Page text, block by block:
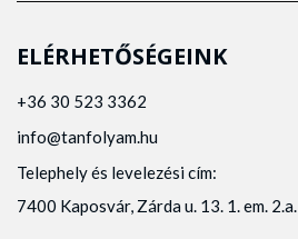
ELÉRHETŐSÉGEINK
+36 30 523 3362
info@tanfolyam.hu
Telephely és levelezési cím:
7400 Kaposvár, Zárda u. 13. 1. em. 2.a.